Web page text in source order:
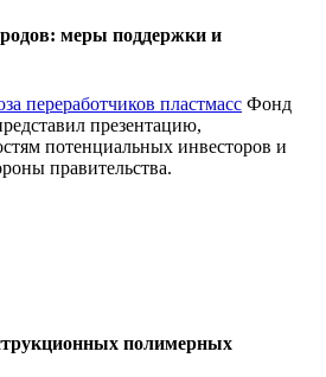
меры поддержки и
переработчиков пластмасс Фонд
презентацию,
потенциальных инвесторов и
правительства.
полимерных